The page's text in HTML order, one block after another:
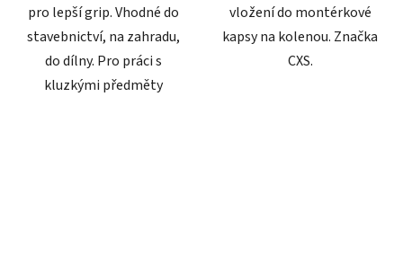
pro lepší grip. Vhodné do
stavebnictví, na zahradu,
do dílny. Pro práci s
kluzkými předměty
vložení do montérkové
kapsy na kolenou. Značka
CXS.